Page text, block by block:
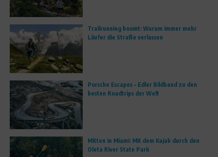
Trailrunning boomt: Warum immer mehr
Läufer die Straße verlassen
Porsche Escapes – Edler Bildband zu den
besten Roadtrips der Welt
Mitten in Miami: Mit dem Kajak durch den
Oleta River State Park